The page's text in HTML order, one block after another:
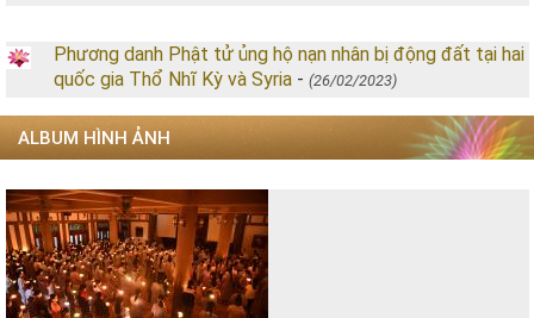
Phương danh Phật tử ủng hộ nạn nhân bị động đất tại hai
quốc gia Thổ Nhĩ Kỳ và Syria - (26/02/2023)
ALBUM HÌNH ẢNH